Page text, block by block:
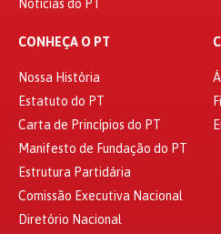
Notícias do PT
CONHEÇA O PT
Nossa História
Estatuto do PT
Carta de Princípios do PT
Manifesto de Fundação do PT
Estrutura Partidária
Comissão Executiva Nacional
Diretório Nacional